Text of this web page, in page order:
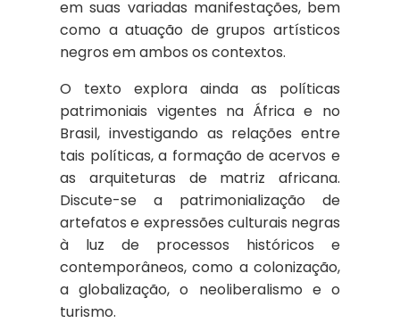
em suas variadas manifestações, bem
como a atuação de grupos artísticos
negros em ambos os contextos.
O texto explora ainda as políticas
patrimoniais vigentes na África e no
Brasil, investigando as relações entre
tais políticas, a formação de acervos e
as arquiteturas de matriz africana.
Discute-se a patrimonialização de
artefatos e expressões culturais negras
à luz de processos históricos e
contemporâneos, como a colonização,
a globalização, o neoliberalismo e o
turismo.